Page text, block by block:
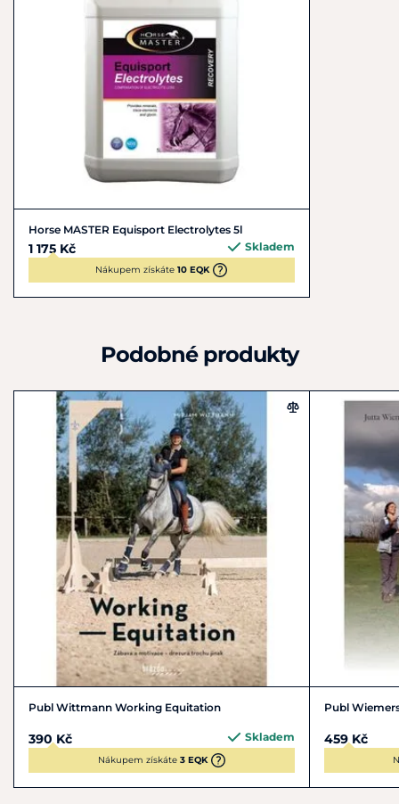
Horse MASTER Equisport Electrolytes 5l
1 175 Kč Skladem
Nákupem získáte10 EQK
Podobné produkty
Publ Wittmann Working Equitation
390 Kč Skladem
Nákupem získáte 3 EQK
Publ
459 Kč